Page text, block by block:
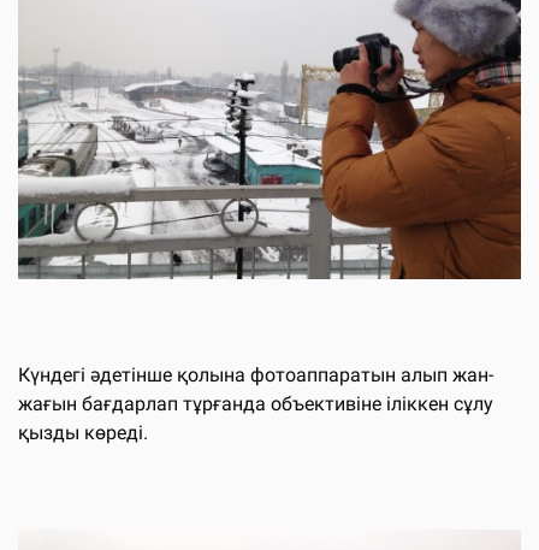
Күндегі әдетінше қолына фотоаппаратын алып жан-
жағын бағдарлап тұрғанда объективіне іліккен сұлу
қызды көреді.